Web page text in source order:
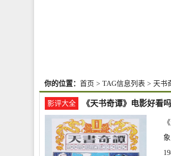
你的位置： 首页 > TAG信息列表 > 天书
影评大全 《天书奇谭》电影好看